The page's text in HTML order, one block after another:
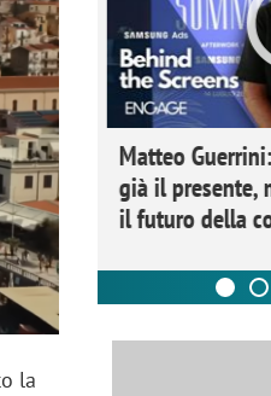
la
la
lo
Matteo
già il presente,
il futuro della